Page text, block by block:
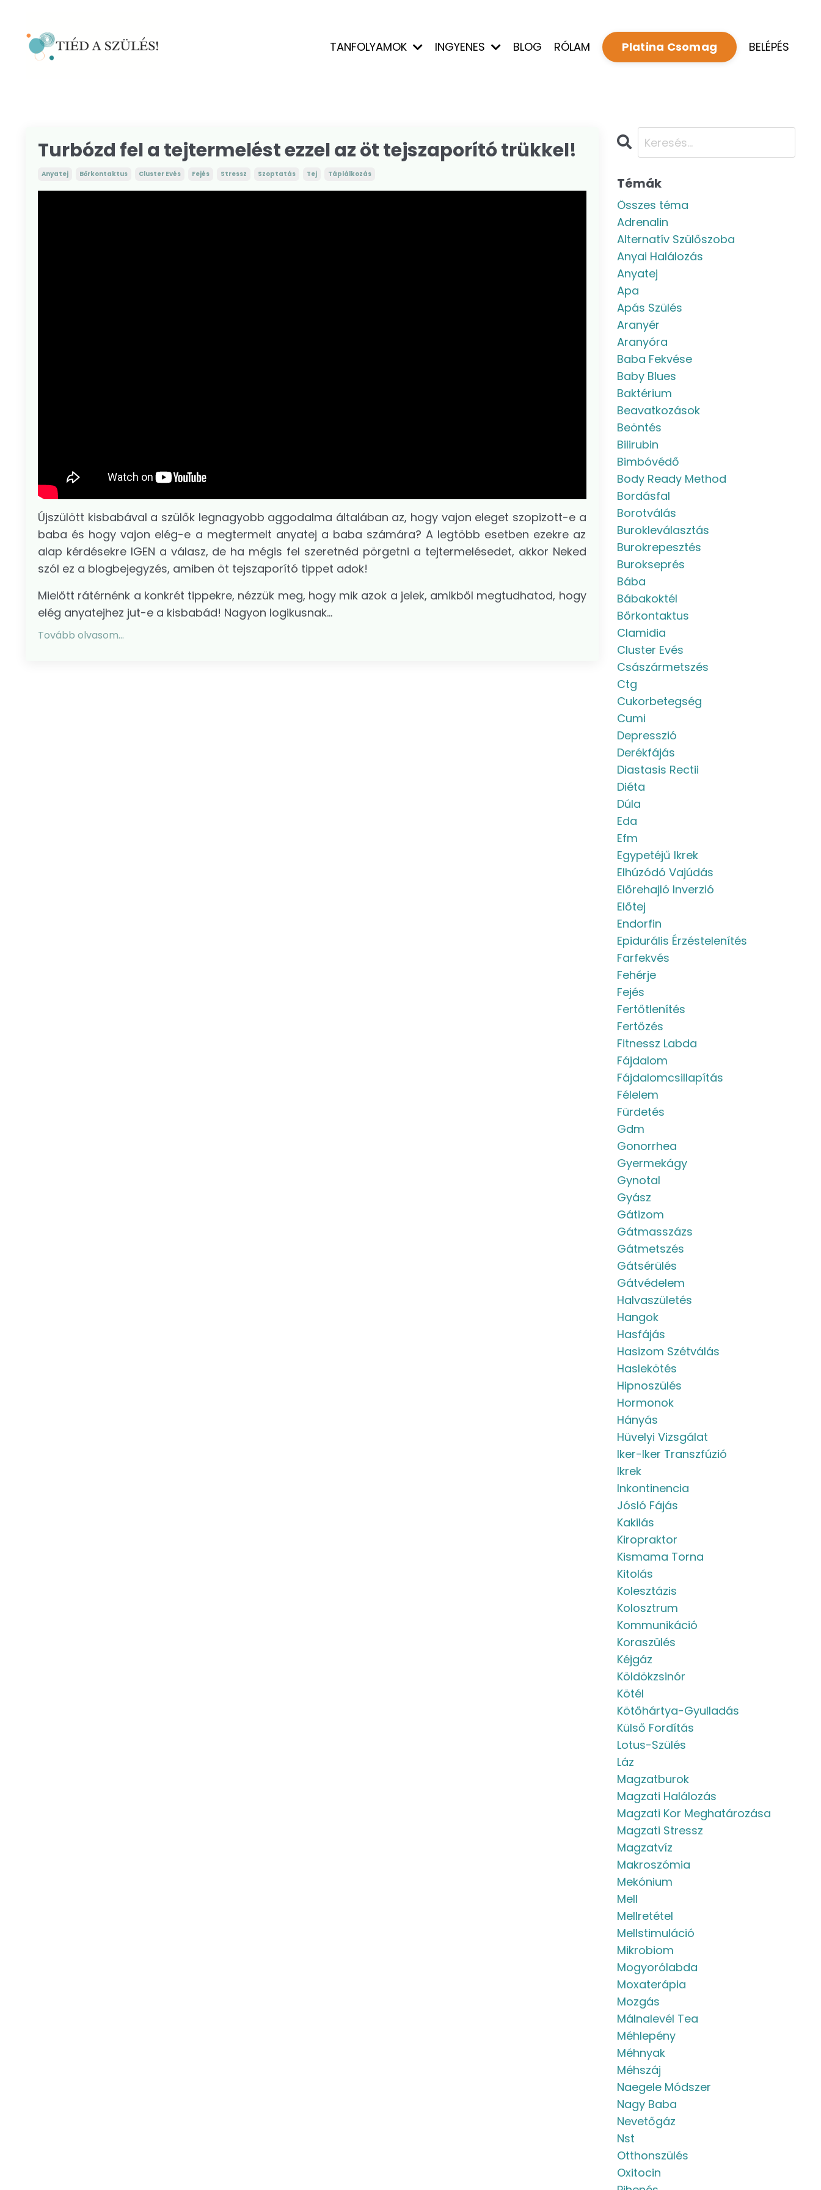
TANFOLYAMOK INGYENES BLOG RÓLAM Platina Csomag BELÉPÉS
Turbózd fel a tejtermelést ezzel az öt tejszaporító trükkel!
Anyatej Bőrkontaktus Cluster Evés Fejés Stressz Szoptatás Tej Táplálkozás
Újszülött kisbabával a szülők legnagyobb aggodalma általában az, hogy vajon eleget szopizott-e a
baba és hogy vajon elég-e a megtermelt anyatej a baba számára? A legtöbb esetben ezekre az
alap kérdésekre IGEN a válasz, de ha mégis fel szeretnéd pörgetni a tejtermelésedet, akkor Neked
szól ez a blogbejegyzés, amiben öt tejszaporító tippet adok!
Mielőtt rátérnénk a konkrét tippekre, nézzük meg, hogy mik azok a jelek, amikből megtudhatod, hogy
elég anyatejhez jut-e a kisbabád! Nagyon logikusnak...
Tovább olvasom...
Témák
Összes téma
Adrenalin
Alternatív Szülőszoba
Anyai Halálozás
Anyatej
Apa
Apás Szülés
Aranyér
Aranyóra
Baba Fekvése
Baby Blues
Baktérium
Beavatkozások
Beöntés
Bilirubin
Bimbóvédő
Body Ready Method
Bordásfal
Borotválás
Burokleválasztás
Burokrepesztés
Burokseprés
Bába
Bábakoktél
Bőrkontaktus
Clamidia
Cluster Evés
Császármetszés
Ctg
Cukorbetegség
Cumi
Depresszió
Derékfájás
Diastasis Rectii
Diéta
Dúla
Eda
Efm
Egypetéjű Ikrek
Elhúzódó Vajúdás
Előrehajló Inverzió
Előtej
Endorfin
Epidurális Érzéstelenítés
Farfekvés
Fehérje
Fejés
Fertőtlenítés
Fertőzés
Fitnessz Labda
Fájdalom
Fájdalomcsillapítás
Félelem
Fürdetés
Gdm
Gonorrhea
Gyermekágy
Gynotal
Gyász
Gátizom
Gátmasszázs
Gátmetszés
Gátsérülés
Gátvédelem
Halvaszületés
Hangok
Hasfájás
Hasizom Szétválás
Haslekötés
Hipnoszülés
Hormonok
Hányás
Hüvelyi Vizsgálat
Iker-Iker Transzfúzió
Ikrek
Inkontinencia
Jósló Fájás
Kakilás
Kiropraktor
Kismama Torna
Kitolás
Kolesztázis
Kolosztrum
Kommunikáció
Koraszülés
Kéjgáz
Köldökzsinór
Kötél
Kötőhártya-Gyulladás
Külső Fordítás
Lotus-Szülés
Láz
Magzatburok
Magzati Halálozás
Magzati Kor Meghatározása
Magzati Stressz
Magzatvíz
Makroszómia
Mekónium
Mell
Mellretétel
Mellstimuláció
Mikrobiom
Mogyorólabda
Moxaterápia
Mozgás
Málnalevél Tea
Méhlepény
Méhnyak
Méhszáj
Naegele Módszer
Nagy Baba
Nevetőgáz
Nst
Otthonszülés
Oxitocin